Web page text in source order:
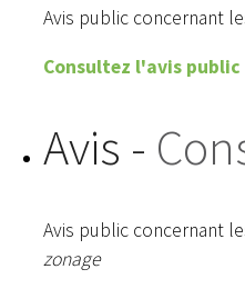
Avis public concernant
Consultez l'avis public
Avis -
Avis public concernant
zonage